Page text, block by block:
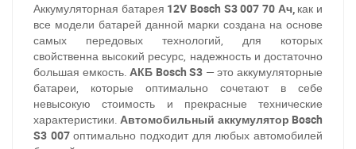
Аккумуляторная батарея 12V Bosch S3 007 70 Ач, как и
все модели батарей данной марки создана на основе
самых передовых технологий, для которых
свойственна высокий ресурс, надежность и достаточно
большая емкость. АКБ Bosch S3 — это аккумуляторные
батареи, которые оптимально сочетают в себе
невысокую стоимость и прекрасные технические
характеристики. Автомобильный аккумулятор Bosch
S3 007оптимально подходит для любых автомобилей